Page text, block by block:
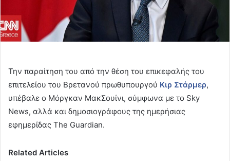
Την παραίτηση του από την θέση του επικεφαλής του
επιτελείου του Βρετανού πρωθυπουργού Κιρ Στάρμερ,
υπέβαλε ο Μόργκαν ΜακΣουίνι, σύμφωνα με το Sky
News, αλλά και δημοσιογράφους της ημερήσιας
εφημερίδας The Guardian.
Related Articles